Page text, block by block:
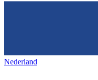
Nederland